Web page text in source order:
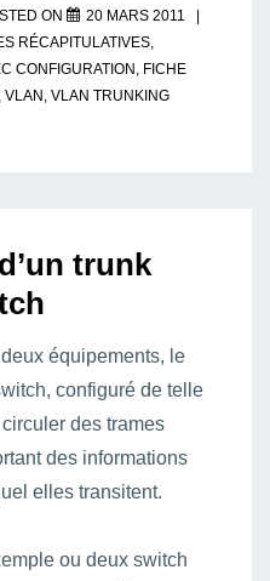
ON
20 MARS 2011
RÉCAPITULATIVES
CONFIGURATION FICHE
VLAN VLAN TRUNKING
trunk
équipements, le
configuré de telle
des trames
des informations
elles transitent.
ou deux switch